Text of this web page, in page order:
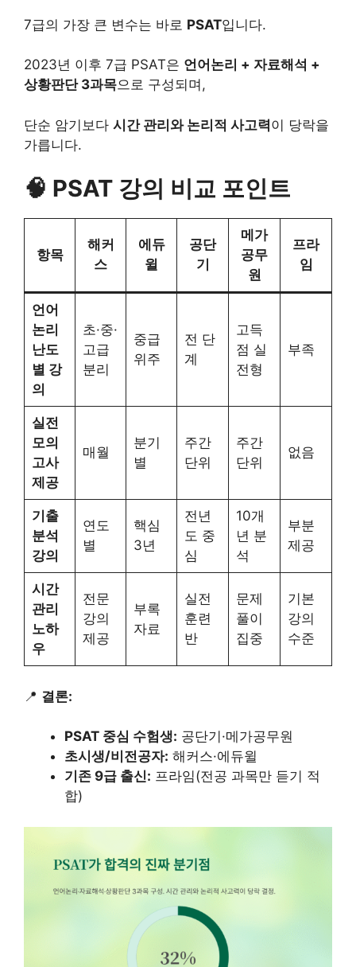
7급의 가장 큰 변수는 바로 PSAT입니다.
2023년 이후 7급 PSAT은 언어논리 + 자료해석 +
상황판단 3과목으로 구성되며,
단순 암기보다 시간 관리와 논리적 사고력이 당락을
가릅니다.
🧠 PSAT 강의 비교 포인트
항목
해커
스
에듀
윌
공단
기
메가
공무
원
프라
임
언어
논리
난도
별 강
의
초·중·
고급
분리
중급
위주
전 단
계
고득
점 실
전형
부족
실전
모의
고사
제공
매월
분기
별
주간
단위
주간
단위
없음
기출
분석
강의
연도
별
핵심
3년
전년
도 중
심
10개
년 분
석
부분
제공
시간
관리
노하
우
전문
강의
제공
부록
자료
실전
훈련
반
문제
풀이
집중
기본
강의
수준
📍 결론:
PSAT 중심 수험생: 공단기·메가공무원
초시생/비전공자: 해커스·에듀윌
기존 9급 출신: 프라임(전공 과목만 듣기 적
합)